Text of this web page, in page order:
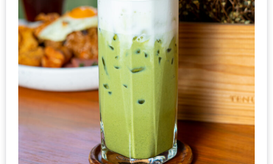
อ้วน
ชวน
หิว
ร้าน
แนะนำ
ร้าน
เพื่อน